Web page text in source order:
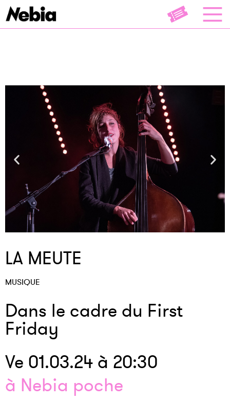
Musique
MUSIQUE
LA MEUTE
Dans le cadre du First
Friday
Ve 01.03.24 à 20:30
à Nebia poche